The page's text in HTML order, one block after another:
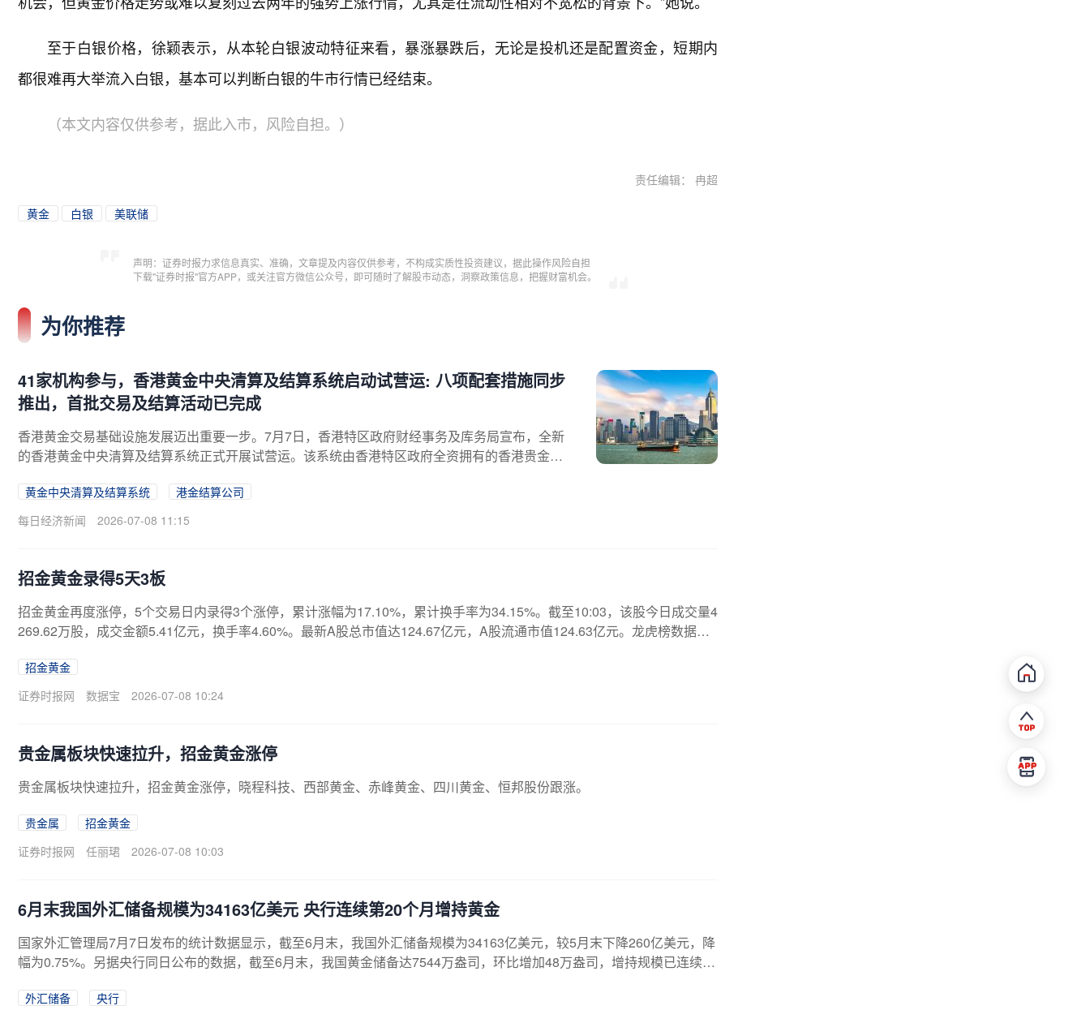
至于白银价格，徐颖表示，从本轮白银波动特征来看，暴涨暴跌后，无论是投机还是配置资金，短期内
都很难再大举流入白银，基本可以判断白银的牛市行情已经结束。
（本文内容仅供参考，据此入市，风险自担。）
责任编辑： 冉超
黄金 白银 美联储
声明：证券时报力求信息真实、准确，文章提及内容仅供参考，不构成实质性投资建议，据此操作风险自担
下载"证券时报"官方APP，或关注官方微信公众号，即可随时了解股市动态，洞察政策信息，把握财富机会。
为你推荐
41家机构参与，香港黄金中央清算及结算系统启动试营运: 八项配套措施同步
推出，首批交易及结算活动已完成
香港黄金交易基础设施发展迈出重要一步。7月7日，香港特区政府财经事务及库务局宣布，全新
的香港黄金中央清算及结算系统正式开展试营运。该系统由香港特区政府全资拥有的香港贵金属
算及结算服务。此外，一系列配套措施也同步推出。从参与试营运的主要市场参与者名单来看，
包括银行、证券公司、矿业公司等41家机构。《每日经济新闻》记者（以下简称“每经记者”）注
黄金中央清算及结算系统
港金结算公司
每日经济新闻
2026-07-08 11:15
招金黄金录得5天3板
招金黄金再度涨停，5个交易日内录得3个涨停，累计涨幅为17.10%，累计换手率为34.15%。截至10:03，该股今日成交量4
269.62万股，成交金额5.41亿元，换手率4.60%。最新A股总市值达124.67亿元，A股流通市值124.63亿元。龙虎榜数据显
股通累计净卖出2029.51万元，营业部席位合计净买入1.11亿元。据天眼查APP显示，招金国际黄金股份有限公司成立于19
8
招金黄金
证券时报网
数据宝 2026-07-08 10:24
贵金属板块快速拉升，招金黄金涨停
贵金属板块快速拉升，招金黄金涨停，晓程科技、西部黄金、赤峰黄金、四川黄金、恒邦股份跟涨。
贵金属
招金黄金
证券时报网
任丽珺 2026-07-08 10:03
6月末我国外汇储备规模为34163亿美元 央行连续第20个月增持黄金
国家外汇管理局7月7日发布的统计数据显示，截至6月末，我国外汇储备规模为34163亿美元，较5月末下降260亿美元，降
幅为0.75%。另据央行同日公布的数据，截至6月末，我国黄金储备达7544万盎司，环比增加48万盎司，增持规模已连续第
涛对上海证券报记者表示，这主要反映了在美国货币政策及预期变化、宏观经济数据等因素影响下，汇率折算和资产价格
外汇储备 央行